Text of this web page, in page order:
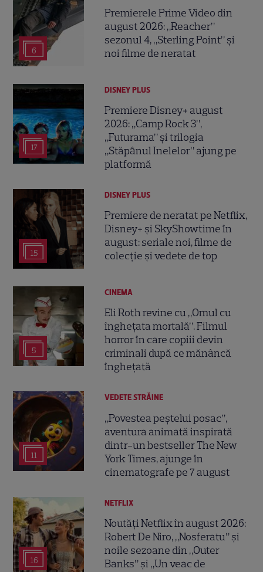
6
Premierele Prime Video din
august 2026: „Reacher”
sezonul 4, „Sterling Point” și
noi filme de neratat
17
DISNEY PLUS
Premiere Disney+ august
2026: „Camp Rock 3”,
„Futurama” și trilogia
„Stăpânul Inelelor” ajung pe
platformă
15
DISNEY PLUS
Premiere de neratat pe Netflix,
Disney+ și SkyShowtime în
august: seriale noi, filme de
colecție și vedete de top
5
CINEMA
Eli Roth revine cu „Omul cu
înghețata mortală”. Filmul
horror în care copiii devin
criminali după ce mănâncă
înghețată
11
VEDETE STRĂINE
„Povestea peștelui posac”,
aventura animată inspirată
dintr-un bestseller The New
York Times, ajunge în
cinematografe pe 7 august
16
NETFLIX
Noutăți Netflix în august 2026:
Robert De Niro, „Nosferatu” și
noile sezoane din „Outer
Banks” și „Un veac de